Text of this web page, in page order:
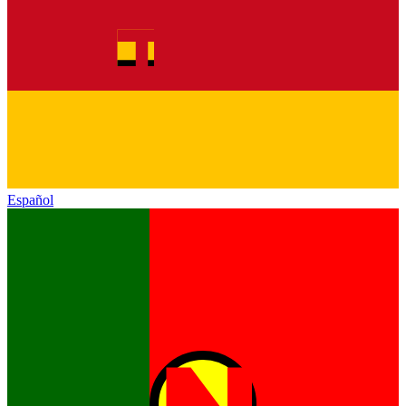
Español